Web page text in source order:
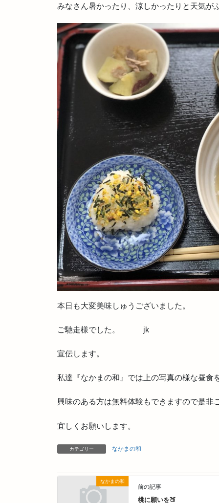
みなさん暑かったり、涼しかったりと天気が
本日も大変美味しゅうございました。
ご馳走様でした。 jk
宣伝します。
私達『なかまの和』では上の写真の様な昼食
興味のある方は無料体験もできますので是非
宜しくお願いします。
カテゴリー なかまの和
なかまの和
前の記事
桃に願いを🍑